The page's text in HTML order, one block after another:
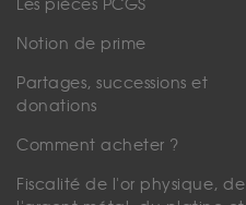
Les pièces PCGS
Notion de prime
Partages, successions et
donations
Comment acheter ?
Fiscalité de l'or physique, de